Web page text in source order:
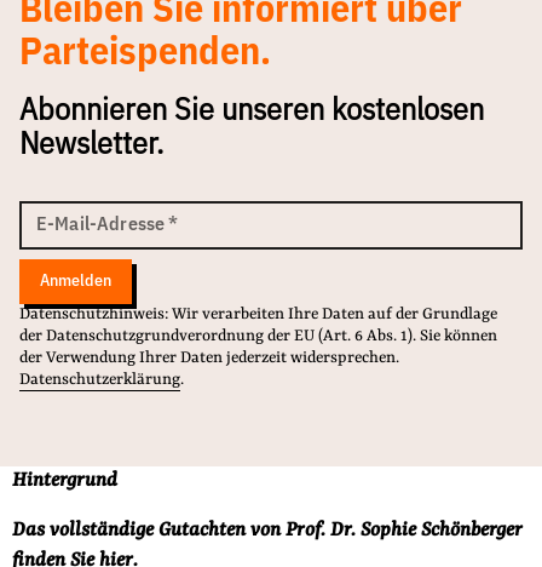
Bleiben Sie informiert über
Parteispenden.
Abonnieren Sie unseren kostenlosen
Newsletter.
Mail
Adresse
E-Mail-Adresse *
Anmelden
Datenschutzhinweis: Wir verarbeiten Ihre Daten auf der Grundlage
der Datenschutzgrundverordnung der EU (Art. 6 Abs. 1). Sie können
der Verwendung Ihrer Daten jederzeit widersprechen.
Datenschutzerklärung.
Hintergrund
Das vollständige Gutachten von Prof. Dr. Sophie Schönberger
finden Siehier.